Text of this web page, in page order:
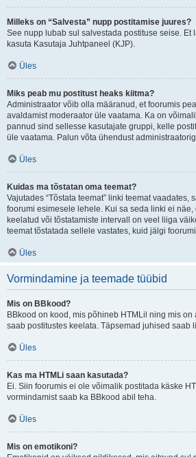
Milleks on “Salvesta” nupp postitamise juures?
See nupp lubab sul salvestada postituse seise. Et
kasuta Kasutaja Juhtpaneel (KJP).
Üles
Miks peab mu postitust heaks kiitma?
Administraator võib olla määranud, et foorumis
avaldamist moderaator üle vaatama. Ka on
pannud sind sellesse kasutajate gruppi, kelle
üle vaatama. Palun võta ühendust
Üles
Kuidas ma tõstatan oma teemat?
Vajutades “Tõstata teemat” linki teemat vaadates,
foorumi esimesele lehele. Kui sa seda linki ei
keelatud või tõstatamiste intervall on veel liiga
teemat tõstatada sellele vastates, kuid jälgi
Üles
Vormindamine ja teemade tüübid
Mis on BBkood?
BBkood on kood, mis põhineb HTMLil ning mis
saab postitustes keelata. Täpsemad juhised saab
Üles
Kas ma HTMLi saan kasutada?
Ei. Siin foorumis ei ole võimalik postitada käske
vormindamist saab ka BBkood abil teha.
Üles
Mis on emotikoni?